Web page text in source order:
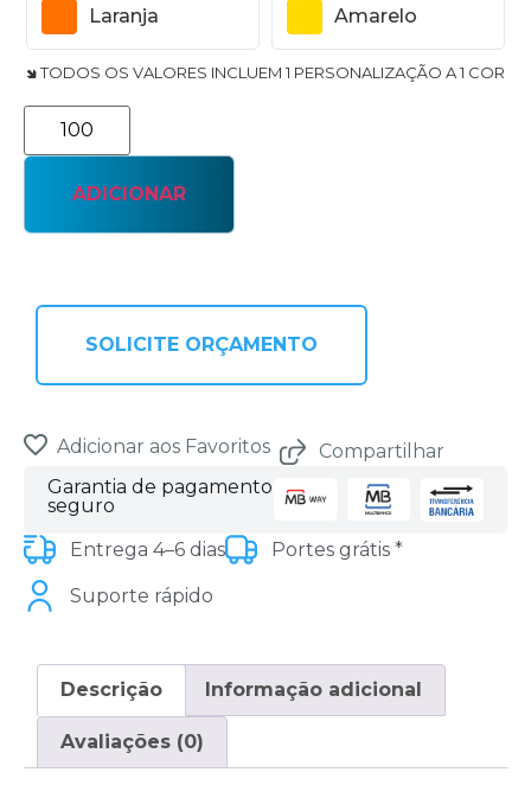
Laranja Amarelo
🢆 TODOS OS VALORES INCLUEM 1 PERSONALIZAÇÃO A 1 COR
ADICIONAR
SOLICITE ORÇAMENTO
Adicionar aos Favoritos
Compartilhar
Garantia de pagamento
seguro
Entrega 4–6 dias
Portes grátis *
Suporte rápido
Descrição Informação adicional
Avaliações (0)